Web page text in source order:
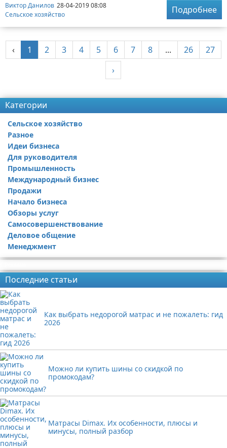
Виктор Данилов 28-04-2019 08:08
Сельское хозяйство
Подробнее
‹ 1 2 3 4 5 6 7 8 ... 26
27
›
Категории
Сельское хозяйство
Разное
Идеи бизнеса
Для руководителя
Промышленность
Международный бизнес
Продажи
Начало бизнеса
Обзоры услуг
Самосовершенствование
Деловое общение
Менеджмент
Последние статьи
Как выбрать недорогой матрас и не пожалеть: гид
2026
Можно ли купить шины со скидкой по
промокодам?
Матрасы Dimax. Их особенности, плюсы и
минусы, полный разбор